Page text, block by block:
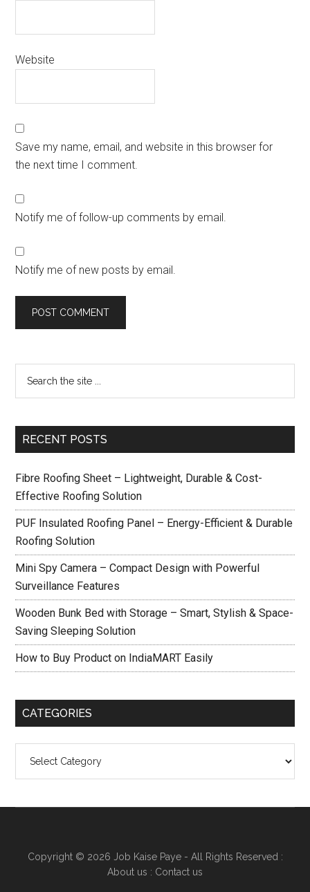
Website
Save my name, email, and website in this browser for
the next time I comment.
Notify me of follow-up comments by email.
Notify me of new posts by email.
RECENT POSTS
Fibre Roofing Sheet – Lightweight, Durable & Cost-
Effective Roofing Solution
PUF Insulated Roofing Panel – Energy-Efficient & Durable
Roofing Solution
Mini Spy Camera – Compact Design with Powerful
Surveillance Features
Wooden Bunk Bed with Storage – Smart, Stylish & Space-
Saving Sleeping Solution
How to Buy Product on IndiaMART Easily
CATEGORIES
Copyright © 2026 Job Kaise Paye- All Rights Reserved :
About us : Contact us